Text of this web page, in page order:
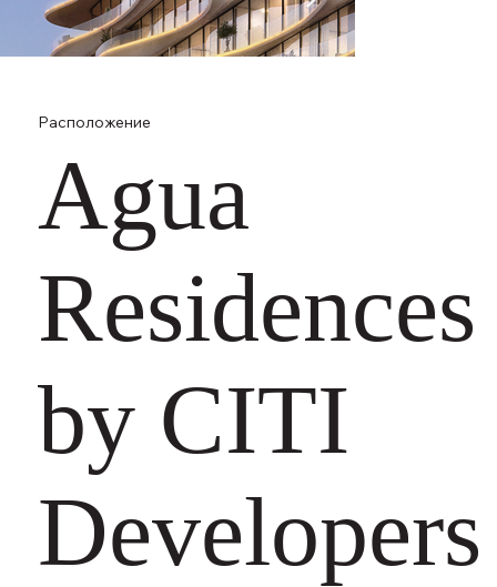
Agua
Residences
by CITI
Developers
Расположение